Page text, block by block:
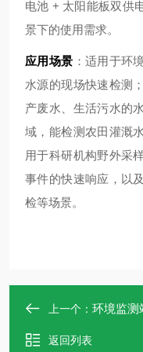
电池 + 太阳能板双供
景下的使用需求。
应用场景 ：适用于环
水源的现场快速检测
产废水、生活污水的
域，能检测农田灌溉
用于科研机构野外采
事件的快速响应，以
检等场景。
上一个： 环境监测
返回列表